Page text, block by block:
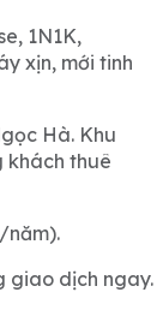
1N1K,
xịn, mới tinh
Hà. Khu
khách thuê
năm).
giao dịch ngay.